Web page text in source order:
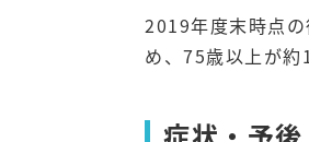
2019年度末時点
め、75歳以上が約